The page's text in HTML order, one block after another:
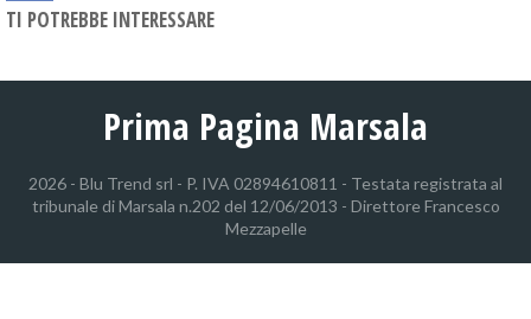
TI POTREBBE INTERESSARE
Prima Pagina Marsala
2026 - Blu Trend srl - P. IVA 02894610811 - Testata registrata al
tribunale di Marsala n.202 del 12/06/2013 - Direttore Francesco
Mezzapelle